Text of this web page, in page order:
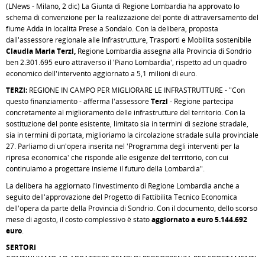
(LNews - Milano, 2 dic) La Giunta di Regione Lombardia ha approvato lo
schema di convenzione per la realizzazione del ponte di attraversamento del
fiume Adda in località Prese a Sondalo. Con la delibera, proposta
dall'assessore regionale alle Infrastrutture, Trasporti e Mobilità sostenibile
Claudia Maria Terzi, Regione Lombardia assegna alla Provincia di Sondrio
ben 2.301.695 euro attraverso il 'Piano Lombardia', rispetto ad un quadro
economico dell'intervento aggiornato a 5,1 milioni di euro.
TERZI: REGIONE IN CAMPO PER MIGLIORARE LE INFRASTRUTTURE - "Con
questo finanziamento - afferma l'assessoreTerzi - Regione partecipa
concretamente al miglioramento delle infrastrutture del territorio. Con la
sostituzione del ponte esistente, limitato sia in termini di sezione stradale,
sia in termini di portata, miglioriamo la circolazione stradale sulla provinciale
27. Parliamo di un'opera inserita nel 'Programma degli interventi per la
ripresa economica' che risponde alle esigenze del territorio, con cui
continuiamo a progettare insieme il futuro della Lombardia".
La delibera ha aggiornato l'investimento di Regione Lombardia anche a
seguito dell'approvazione del Progetto di Fattibilità Tecnico Economica
dell'opera da parte della Provincia di Sondrio. Con il documento, dello scorso
mese di agosto, il costo complessivo è statoaggiornato a euro 5.144.692
euro.
SERTORI